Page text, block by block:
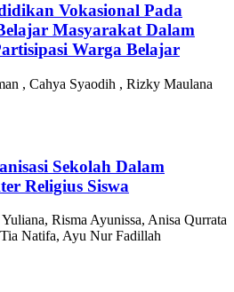
Vokasional Pada
Masyarakat Dalam
Warga Belajar
, Cahya Syaodih , Rizky Maulana
Sekolah Dalam
Religius Siswa
Risma Ayunissa, Anisa Qurrata
Natifa, Ayu Nur Fadillah